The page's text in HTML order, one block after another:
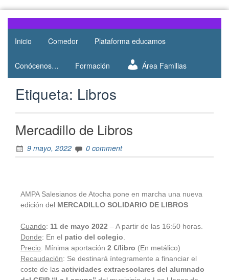
AMPA
Salesianos
Atocha
AMPA del
Colegio
de Atocha
Inicio Comedor Plataforma educamos
Conócenos… Formación Área Familias
Etiqueta: Libros
Mercadillo de Libros
9 mayo, 2022 0 comment
AMPA Salesianos de Atocha pone en marcha una nueva
edición del MERCADILLO SOLIDARIO DE LIBROS
Cuando: 11 de mayo 2022 – A partir de las 16:50 horas.
Donde: En el patio del colegio
Precio: Mínima aportación 2 €/libro (En metálico)
Recaudación: Se destinará íntegramente a financiar el
coste de las actividades extraescolares del alumnado